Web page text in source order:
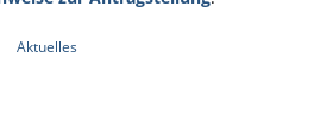
Aktuelles